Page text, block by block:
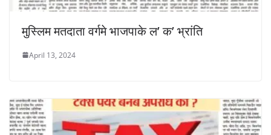
मुस्लिम मतदाता वर्गमे भाजपाके ल’ क’ भ्रांति
April 13, 2024